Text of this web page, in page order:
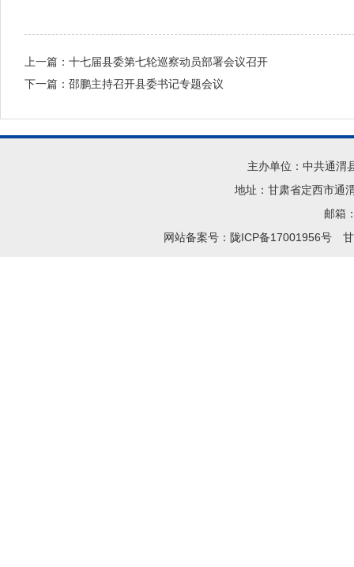
上一篇： 十七届县委第七轮巡察动员部署会议召开
下一篇： 邵鹏主持召开县委书记专题会议
主办单位：中共通渭
地址：甘肃省定西市通
邮箱
网站备案号：陇ICP备17001956号